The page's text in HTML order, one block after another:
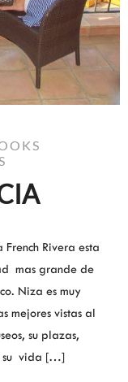
Rivera esta
mas grande de
Niza es muy
mejores vistas al
su plazas,
su vida […]